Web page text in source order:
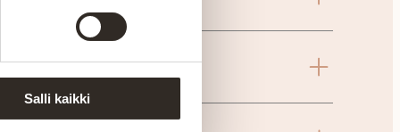
Salli kaikki